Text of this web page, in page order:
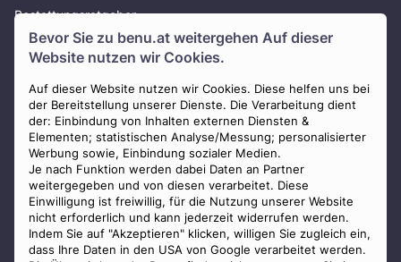
Bevor Sie zu benu.at weitergehen Auf dieser
Website nutzen wir Cookies.
Auf dieser Website nutzen wir Cookies. Diese helfen uns bei
der Bereitstellung unserer Dienste. Die Verarbeitung dient
der: Einbindung von Inhalten externen Diensten &
Elementen; statistischen Analyse/Messung; personalisierter
Werbung sowie, Einbindung sozialer Medien.
Je nach Funktion werden dabei Daten an Partner
weitergegeben und von diesen verarbeitet. Diese
Einwilligung ist freiwillig, für die Nutzung unserer Website
nicht erforderlich und kann jederzeit widerrufen werden.
Indem Sie auf "Akzeptieren" klicken, willigen Sie zugleich ein,
dass Ihre Daten in den USA von Google verarbeitet werden.
Bestattungsratgeber
Über uns
Presse
AGB
Impressum
Datenschutz
Widerrufsbelehrung
Zahlungsmöglichkeiten